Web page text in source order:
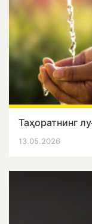
Таҳоратнинг
13.05.2026